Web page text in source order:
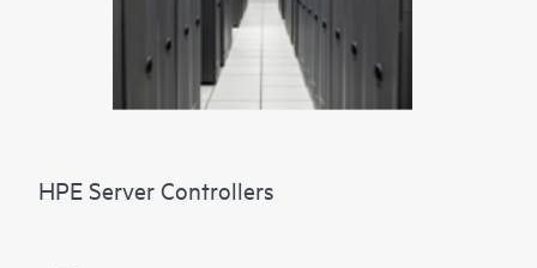
HPE Server Controllers